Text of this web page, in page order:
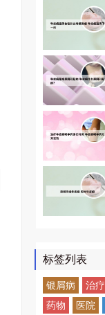
标签列表
银屑病 治疗
药物
医院